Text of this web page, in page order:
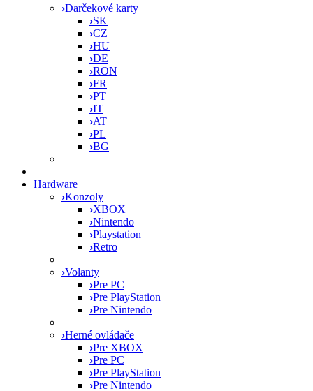
›Darčekové karty
›SK
›CZ
›HU
›DE
›RON
›FR
›PT
›IT
›AT
›PL
›BG
Hardware
›Konzoly
›XBOX
›Nintendo
›Playstation
›Retro
›Volanty
›Pre PC
›Pre PlayStation
›Pre Nintendo
›Herné ovládače
›Pre XBOX
›Pre PC
›Pre PlayStation
›Pre Nintendo